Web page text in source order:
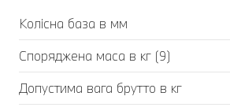
Колісна база в мм
Споряджена маса в кг (9)
Допустима вага брутто в кг